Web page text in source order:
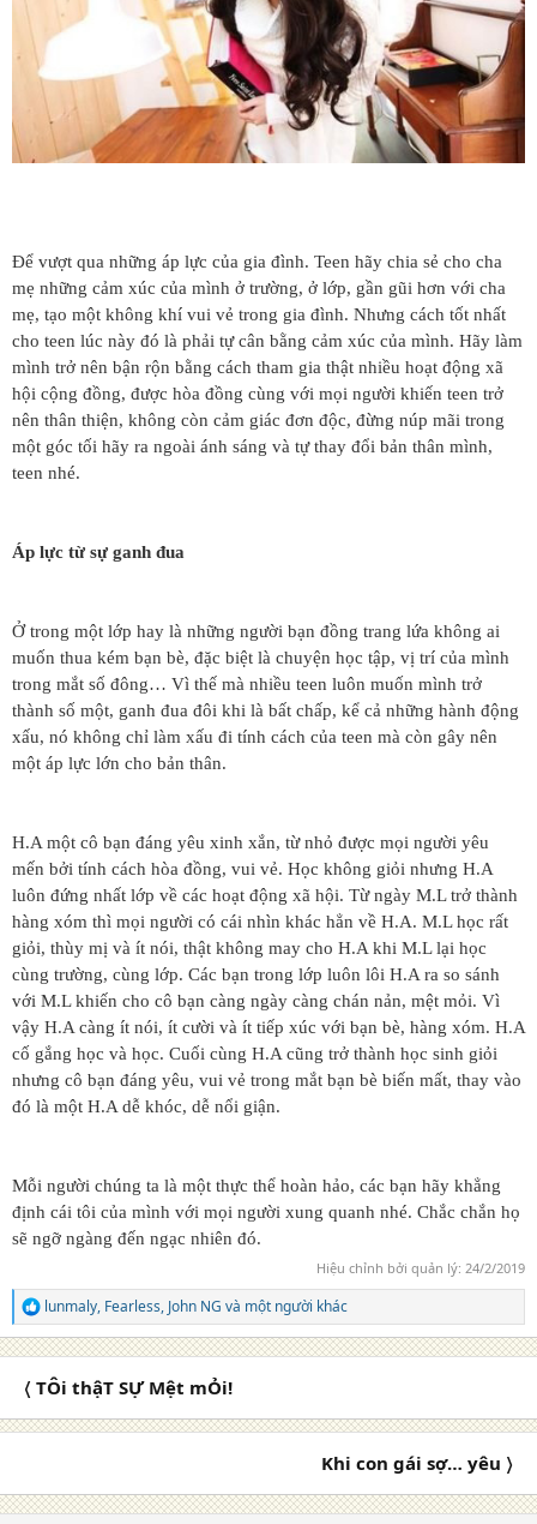
Để vượt qua những áp lực của gia đình. Teen hãy chia sẻ cho cha
mẹ những cảm xúc của mình ở trường, ở lớp, gần gũi hơn với cha
mẹ, tạo một không khí vui vẻ trong gia đình. Nhưng cách tốt nhất
cho teen lúc này đó là phải tự cân bằng cảm xúc của mình. Hãy làm
mình trở nên bận rộn bằng cách tham gia thật nhiều hoạt động xã
hội cộng đồng, được hòa đồng cùng với mọi người khiến teen trở
nên thân thiện, không còn cảm giác đơn độc, đừng núp mãi trong
một góc tối hãy ra ngoài ánh sáng và tự thay đổi bản thân mình,
teen nhé.
Áp lực từ sự ganh đua
Ở trong một lớp hay là những người bạn đồng trang lứa không ai
muốn thua kém bạn bè, đặc biệt là chuyện học tập, vị trí của mình
trong mắt số đông… Vì thế mà nhiều teen luôn muốn mình trở
thành số một, ganh đua đôi khi là bất chấp, kể cả những hành động
xấu, nó không chỉ làm xấu đi tính cách của teen mà còn gây nên
một áp lực lớn cho bản thân.
H.A một cô bạn đáng yêu xinh xắn, từ nhỏ được mọi người yêu
mến bởi tính cách hòa đồng, vui vẻ. Học không giỏi nhưng H.A
luôn đứng nhất lớp về các hoạt động xã hội. Từ ngày M.L trở thành
hàng xóm thì mọi người có cái nhìn khác hẳn về H.A. M.L học rất
giỏi, thùy mị và ít nói, thật không may cho H.A khi M.L lại học
cùng trường, cùng lớp. Các bạn trong lớp luôn lôi H.A ra so sánh
với M.L khiến cho cô bạn càng ngày càng chán nản, mệt mỏi. Vì
vậy H.A càng ít nói, ít cười và ít tiếp xúc với bạn bè, hàng xóm. H.A
cố gắng học và học. Cuối cùng H.A cũng trở thành học sinh giỏi
nhưng cô bạn đáng yêu, vui vẻ trong mắt bạn bè biến mất, thay vào
đó là một H.A dễ khóc, dễ nổi giận.
Mỗi người chúng ta là một thực thể hoàn hảo, các bạn hãy khẳng
định cái tôi của mình với mọi người xung quanh nhé. Chắc chắn họ
sẽ ngỡ ngàng đến ngạc nhiên đó.
Hiệu chỉnh bởi quản lý: 24/2/2019
R
e
a
o
lunmaly, Fearless, John NG và một người khác
〈 TÔi thậT SỰ Mệt mỎi!
Khi con gái sợ… yêu 〉